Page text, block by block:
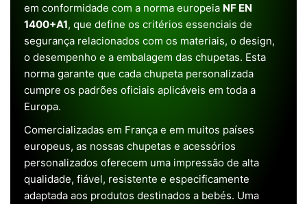
em conformidade com a norma europeia NF EN
1400+A1, que define os critérios essenciais de
segurança relacionados com os materiais, o design,
o desempenho e a embalagem das chupetas. Esta
norma garante que cada chupeta personalizada
cumpre os padrões oficiais aplicáveis em toda a
Europa.
Comercializadas em França e em muitos países
europeus, as nossas chupetas e acessórios
personalizados oferecem uma impressão de alta
qualidade, fiável, resistente e especificamente
adaptada aos produtos destinados a bebés. Uma